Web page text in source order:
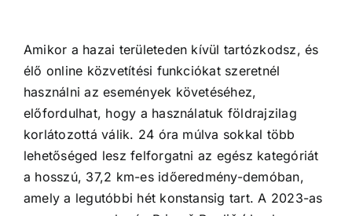
Amikor a hazai területeden kívül tartózkodsz, és
élő online közvetítési funkciókat szeretnél
használni az események követéséhez,
előfordulhat, hogy a használatuk földrajzilag
korlátozottá válik. 24 óra múlva sokkal több
lehetőséged lesz felforgatni az egész kategóriát
a hosszú, 37,2 km-es időeredmény-demóban,
amely a legutóbbi hét konstansig tart. A 2023-as